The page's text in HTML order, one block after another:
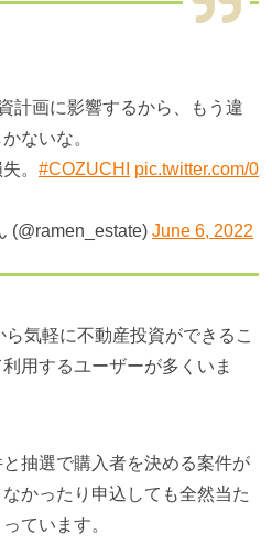
計画に影響するから、もう違
ないな。
。 #COZUCHI
pic.twitter.com/0
(@ramen_estate) June 6, 2022
気軽に不動産投資ができるこ
用するユーザーが多くいま
抽選で購入者を決める案件が
かったり申込しても全然当た
ています。